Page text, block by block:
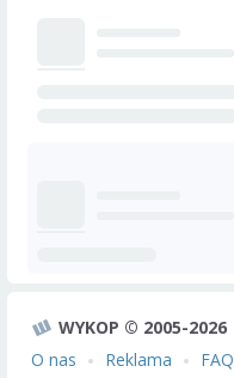
WYKOP © 2005-2026
O nas
Reklama FAQ